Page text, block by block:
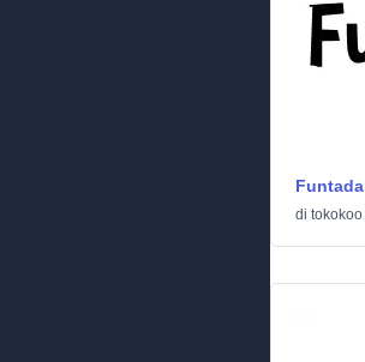
Funtada
di tokokoo